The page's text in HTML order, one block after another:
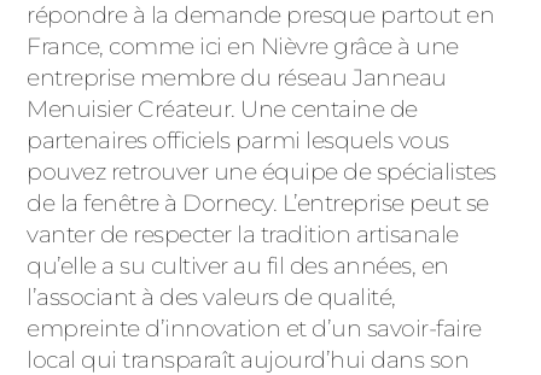
répondre à la demande presque partout en
France, comme ici en Nièvre grâce à une
entreprise membre du réseau Janneau
Menuisier Créateur. Une centaine de
partenaires officiels parmi lesquels vous
pouvez retrouver une équipe de spécialistes
de la fenêtre à Dornecy. L’entreprise peut se
vanter de respecter la tradition artisanale
qu’elle a su cultiver au fil des années, en
l’associant à des valeurs de qualité,
empreinte d’innovation et d’un savoir-faire
local qui transparaît aujourd’hui dans son